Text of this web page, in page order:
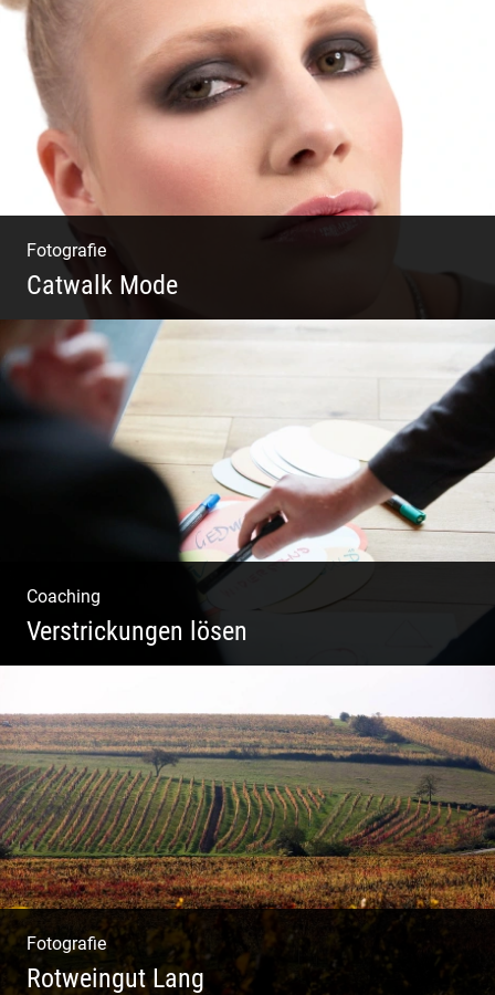
zurück
Fotografie
Catwalk Mode
Catwalk Mode Fotografie
Coaching
Verstrickungen lösen
Aufstellung
Fotografie
Rotweingut Lang